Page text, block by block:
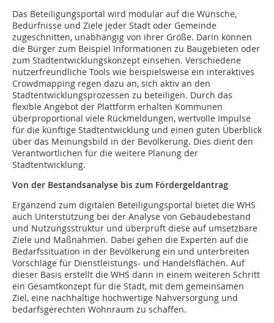
Das Beteiligungsportal wird modular auf die Wünsche,
Bedürfnisse und Ziele jeder Stadt oder Gemeinde
zugeschnitten, unabhängig von ihrer Größe. Darin können
die Bürger zum Beispiel Informationen zu Baugebieten oder
zum Stadtentwicklungskonzept einsehen. Verschiedene
nutzerfreundliche Tools wie beispielsweise ein interaktives
Crowdmapping regen dazu an, sich aktiv an den
Stadtentwicklungsprozessen zu beteiligen. Durch das
flexible Angebot der Plattform erhalten Kommunen
überproportional viele Rückmeldungen, wertvolle Impulse
für die künftige Stadtentwicklung und einen guten Überblick
über das Meinungsbild in der Bevölkerung. Dies dient den
Verantwortlichen für die weitere Planung der
Stadtentwicklung.
Von der Bestandsanalyse bis zum Fördergeldantrag
Ergänzend zum digitalen Beteiligungsportal bietet die WHS
auch Unterstützung bei der Analyse von Gebäudebestand
und Nutzungsstruktur und überprüft diese auf umsetzbare
Ziele und Maßnahmen. Dabei gehen die Experten auf die
Bedarfssituation in der Bevölkerung ein und unterbreiten
Vorschläge für Dienstleistungs- und Handelsflächen. Auf
dieser Basis erstellt die WHS dann in einem weiteren Schritt
ein Gesamtkonzept für die Stadt, mit dem gemeinsamen
Ziel, eine nachhaltige hochwertige Nahversorgung und
bedarfsgerechten Wohnraum zu schaffen.